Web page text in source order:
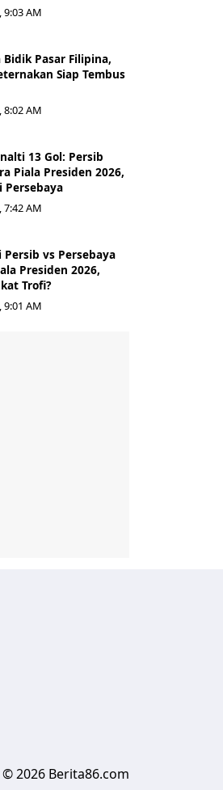
9:03 AM
Pasar Filipina,
Siap Tembus
8:02 AM
13 Gol: Persib
Piala Presiden 2026,
Persebaya
7:42 AM
Persib vs Persebaya
Presiden 2026,
Trofi?
9:01 AM
© 2026 Berita86.com